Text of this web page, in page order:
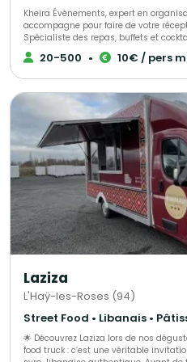
Kheira Évènements, expert en
accompagne pour faire de votre
Spécialiste des repas, buffets et
régale vos papilles et celles de vos
personnalisés. Travaillant uniquement avec des produits frais, Kheira
leur savoir-faire à votre service pour
événement festif et convivial.
dynamique sublimer votre
généreuse et inventive. Découvrez
créations culinaires qui raviront tous
20-500 • 10€ / pers
Laziza
L'Haÿ-les-Roses (94)
Street Food • Libanais •
🌟 Découvrez Laziza lors de nos dégustations Laziza, c’est bien
food truck : c’est une véritable